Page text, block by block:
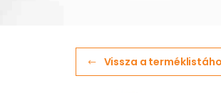
Vissza a